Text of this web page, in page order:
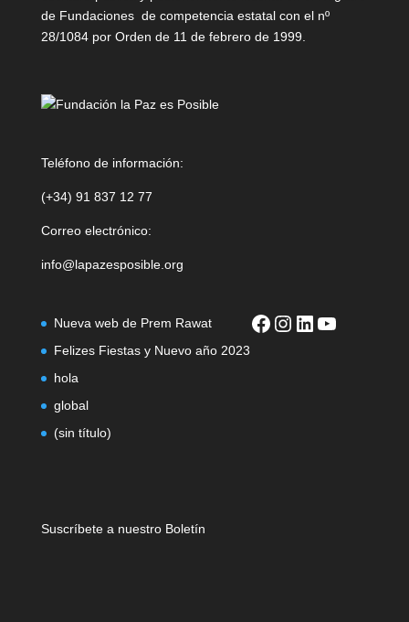
de Fundaciones de competencia estatal con el nº
28/1084 por Orden de 11 de febrero de 1999.
Teléfono de información:
(+34) 91 837 12 77
Correo electrónico:
info@lapazesposible.org
Nueva web de Prem Rawat
Felizes Fiestas y Nuevo año 2023
hola
global
(sin título)
Suscríbete a nuestro Boletín